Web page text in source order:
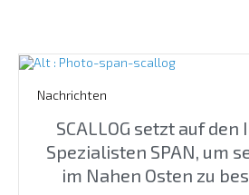
Nachrichten
SCALLOG setzt auf
Spezialisten SPAN, um
im Nahen Osten zu